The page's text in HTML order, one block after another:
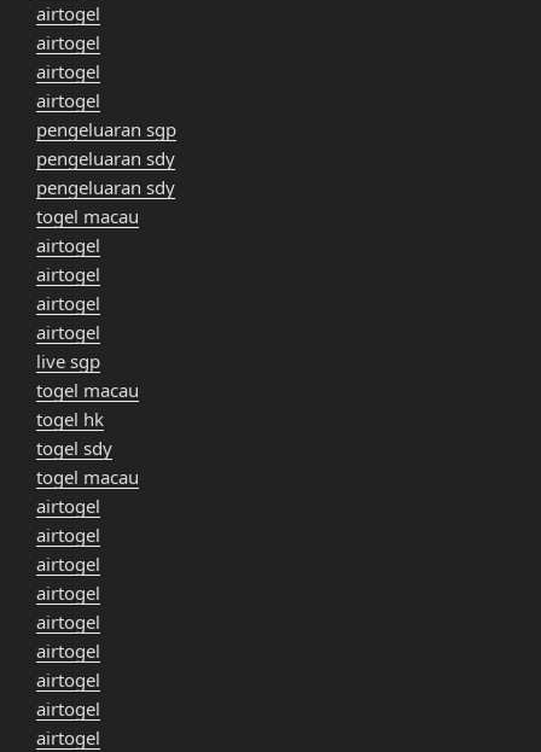
airtogel
airtogel
airtogel
airtogel
pengeluaran sgp
pengeluaran sdy
pengeluaran sdy
togel macau
airtogel
airtogel
airtogel
airtogel
live sgp
togel macau
togel hk
togel sdy
togel macau
airtogel
airtogel
airtogel
airtogel
airtogel
airtogel
airtogel
airtogel
airtogel